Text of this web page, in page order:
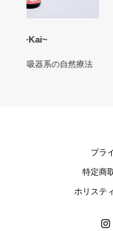
心を落ち着
プラ
特定商
ホリステ